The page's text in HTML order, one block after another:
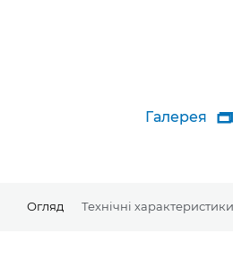
Галерея 
Огляд Технічні характеристики